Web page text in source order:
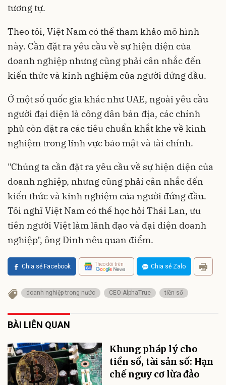
tương tự.
Theo tôi, Việt Nam có thể tham khảo mô hình
này. Cần đặt ra yêu cầu về sự hiện diện của
doanh nghiệp nhưng cũng phải cân nhắc đến
kiến thức và kinh nghiệm của người đứng đầu.
Ở một số quốc gia khác như UAE, ngoài yêu cầu
người đại diện là công dân bản địa, các chính
phủ còn đặt ra các tiêu chuẩn khắt khe về kinh
nghiệm trong lĩnh vực bảo mật và tài chính.
"Chúng ta cần đặt ra yêu cầu về sự hiện diện của
doanh nghiệp, nhưng cũng phải cân nhắc đến
kiến thức và kinh nghiệm của người đứng đầu.
Tôi nghĩ Việt Nam có thể học hỏi Thái Lan, ưu
tiên người Việt làm lãnh đạo và đại diện doanh
nghiệp", ông Dinh nêu quan điểm.
Chia sẻ Facebook Theo dõi trên Chia sẻ Zalo
doanh nghiệp trong nước CEO AlphaTrue tiền số
BÀI LIÊN QUAN
Khung pháp lý cho
tiền số, tài sản số: Hạn
chế nguy cơ lừa đảo